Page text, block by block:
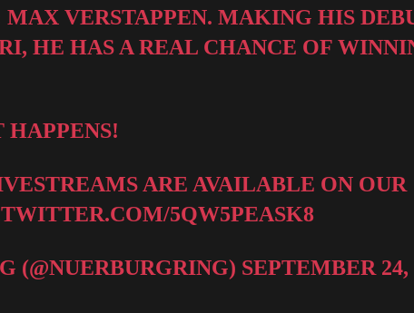
VERSTAPPEN. MAKING HIS
HE HAS A REAL CHANCE OF
HAPPENS!
ARE AVAILABLE ON OUR
5QW5PEASK8
(@NUERBURGRING) SEPTEMBER 24,